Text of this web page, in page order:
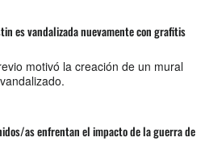
es vandalizada nuevamente con grafitis
motivó la creación de un mural
as enfrentan el impacto de la guerra de